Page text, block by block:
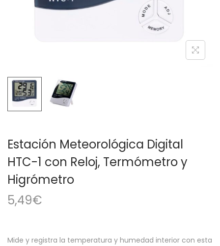
Estación Meteorológica Digital
HTC-1 con Reloj, Termómetro y
Higrómetro
5,49€
Mide y registra la temperatura y humedad interior con esta